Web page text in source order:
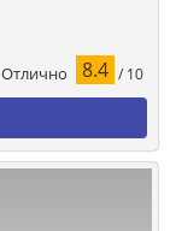
Отлично 8.4 / 10